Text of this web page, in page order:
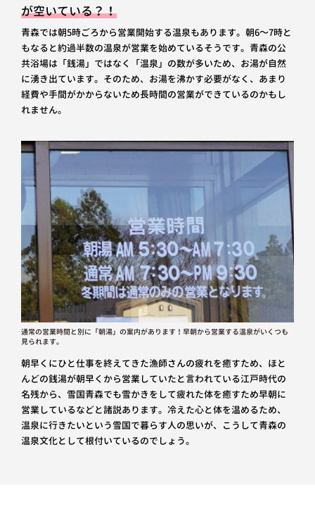
が空いている？！
青森では朝5時ごろから営業開始する温泉もあります。朝6～7時と
もなると約過半数の温泉が営業を始めているそうです。青森の公
共浴場は「銭湯」ではなく「温泉」の数が多いため、お湯が自然
に湧き出ています。そのため、お湯を沸かす必要がなく、あまり
経費や手間がかからないため長時間の営業ができているのかもし
れません。
通常の営業時間と別に「朝湯」の案内があります！早朝から営業する温泉がいくつも
見られます。
朝早くにひと仕事を終えてきた漁師さんの疲れを癒すため、ほと
んどの銭湯が朝早くから営業していたと言われている江戸時代の
名残から、雪国青森でも雪かきをして疲れた体を癒すため早朝に
営業しているなどと諸説あります。冷えた心と体を温めるため、
温泉に行きたいという雪国で暮らす人の思いが、こうして青森の
温泉文化として根付いているのでしょう。